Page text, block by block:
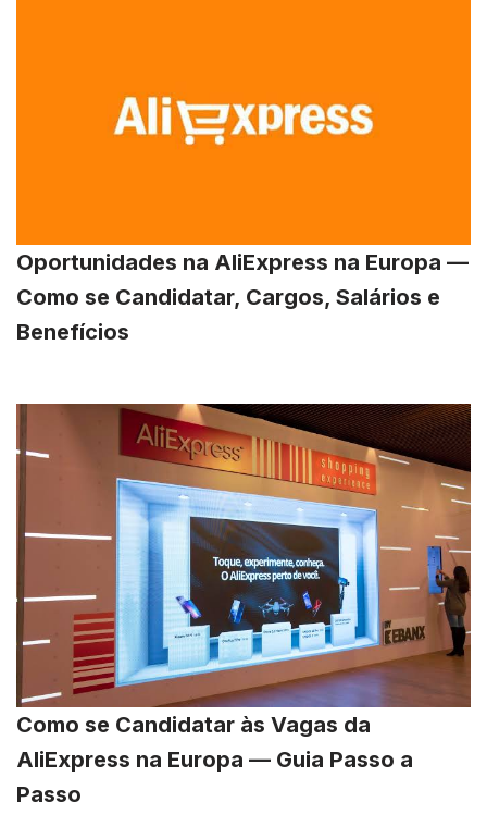
Oportunidades na AliExpress na Europa —
Como se Candidatar, Cargos, Salários e
Benefícios
Como se Candidatar às Vagas da
AliExpress na Europa — Guia Passo a
Passo